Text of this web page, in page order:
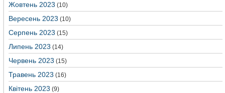
Жовтень 2023 (10)
Вересень 2023 (10)
Серпень 2023 (15)
Липень 2023 (14)
Червень 2023 (15)
Травень 2023 (16)
Квітень 2023 (9)